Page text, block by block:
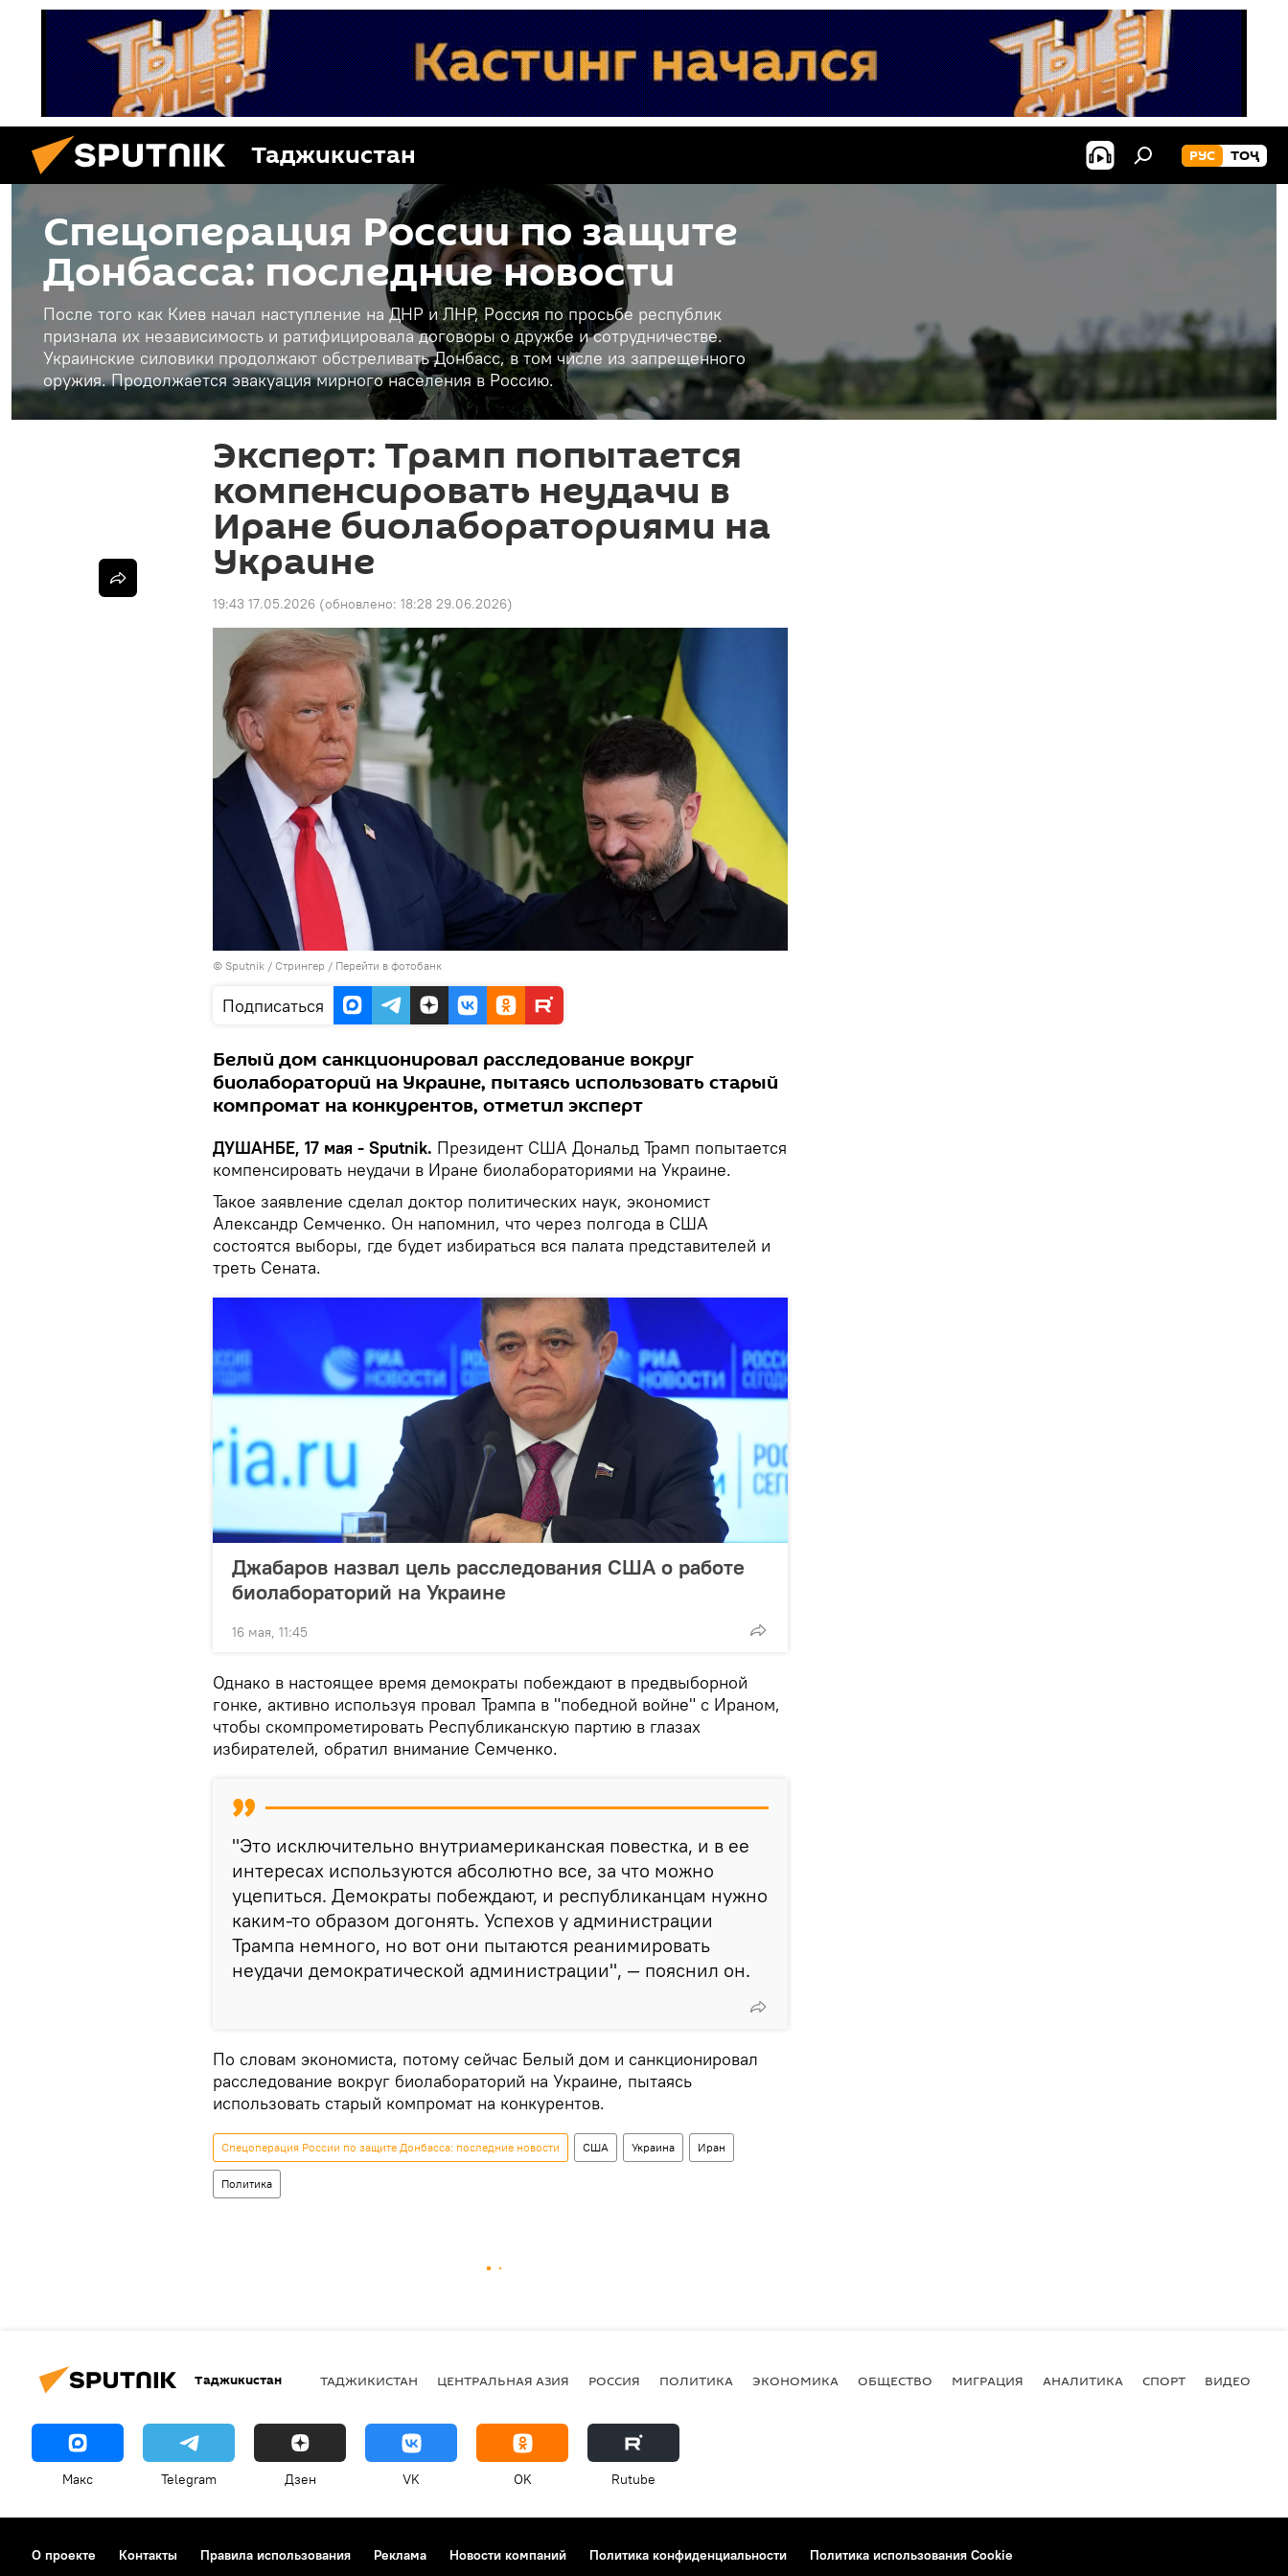
Таджикистан РУС ТОҶ
Спецоперация России по защите
Донбасса: последние новости
После того как Киев начал наступление на ДНР и ЛНР, Россия по просьбе республик
признала их независимость и ратифицировала договоры о дружбе и сотрудничестве.
Украинские силовики продолжают обстреливать Донбасс, в том числе из запрещенного
оружия. Продолжается эвакуация мирного населения в Россию.
Эксперт: Трамп попытается
компенсировать неудачи в
Иране биолабораториями на
Украине
19:43 17.05.2026 (обновлено: 18:28 29.06.2026)
© Sputnik / Стрингер / Перейти в фотобанк
Подписаться
Белый дом санкционировал расследование вокруг
биолабораторий на Украине, пытаясь использовать старый
компромат на конкурентов, отметил эксперт
ДУШАНБЕ, 17 мая - Sputnik. Президент США Дональд Трамп попытается
компенсировать неудачи в Иране биолабораториями на Украине.
Такое заявление сделал доктор политических наук, экономист
Александр Семченко. Он напомнил, что через полгода в США
состоятся выборы, где будет избираться вся палата представителей и
треть Сената.
Джабаров назвал цель расследования США о работе
биолабораторий на Украине
16 мая, 11:45
Однако в настоящее время демократы побеждают в предвыборной
гонке, активно используя провал Трампа в "победной войне" с Ираном,
чтобы скомпрометировать Республиканскую партию в глазах
избирателей, обратил внимание Семченко.
"Это исключительно внутриамериканская повестка, и в ее
интересах используются абсолютно все, за что можно
уцепиться. Демократы побеждают, и республиканцам нужно
каким-то образом догонять. Успехов у администрации
Трампа немного, но вот они пытаются реанимировать
неудачи демократической администрации", — пояснил он.
По словам экономиста, потому сейчас Белый дом и санкционировал
расследование вокруг биолабораторий на Украине, пытаясь
использовать старый компромат на конкурентов.
Спецоперация России по защите Донбасса: последние новости США Украина Иран
Политика
Таджикистан ТАДЖИКИСТАН ЦЕНТРАЛЬНАЯ АЗИЯ РОССИЯ ПОЛИТИКА ЭКОНОМИКА ОБЩЕСТВО МИГРАЦИЯ АНАЛИТИКА СПОРТ ВИДЕО
Макс Telegram Дзен VK OK Rutube
О проекте Контакты Правила использования Реклама Новости компаний Политика конфиденциальности
Политика использования Cookie